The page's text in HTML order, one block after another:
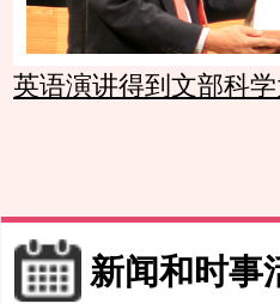
英语演讲得到文部科
新闻和时事